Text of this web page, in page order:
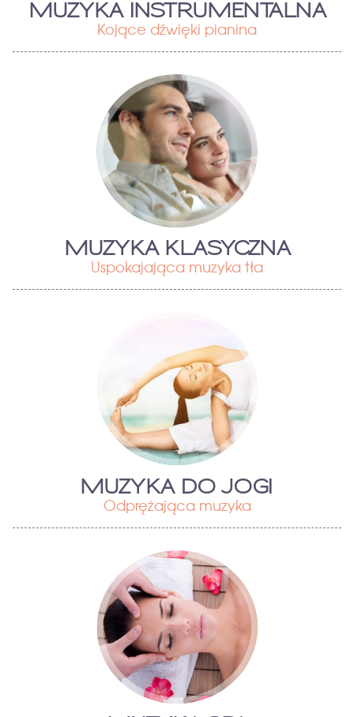
MUZYKA INSTRUMENTALNA
Kojące dźwięki pianina
MUZYKA KLASYCZNA
Uspokajająca muzyka tła
MUZYKA DO JOGI
Odprężająca muzyka